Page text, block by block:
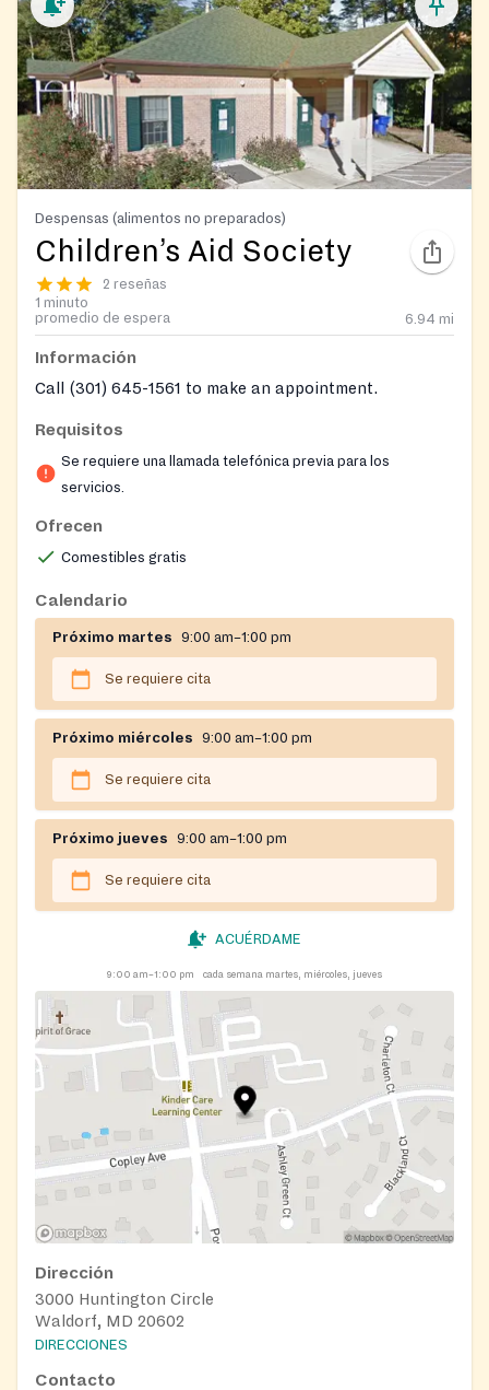
Despensas (alimentos no preparados)
Children’s Aid Society
2 reseñas
1 minuto
promedio de espera
6.94 mi
Información
Call (301) 645-1561 to make an appointment.
Requisitos
Se requiere una llamada telefónica previa para los
servicios.
Ofrecen
Comestibles gratis
Calendario
Próximo martes 9:00 am–1:00 pm
Se requiere cita
Próximo miércoles 9:00 am–1:00 pm
Se requiere cita
Próximo jueves 9:00 am–1:00 pm
Se requiere cita
ACUÉRDAME
9:00 am–1:00 pm cada semana martes, miércoles, jueves
Dirección
3000 Huntington Circle
Waldorf, MD 20602
DIRECCIONES
Contacto